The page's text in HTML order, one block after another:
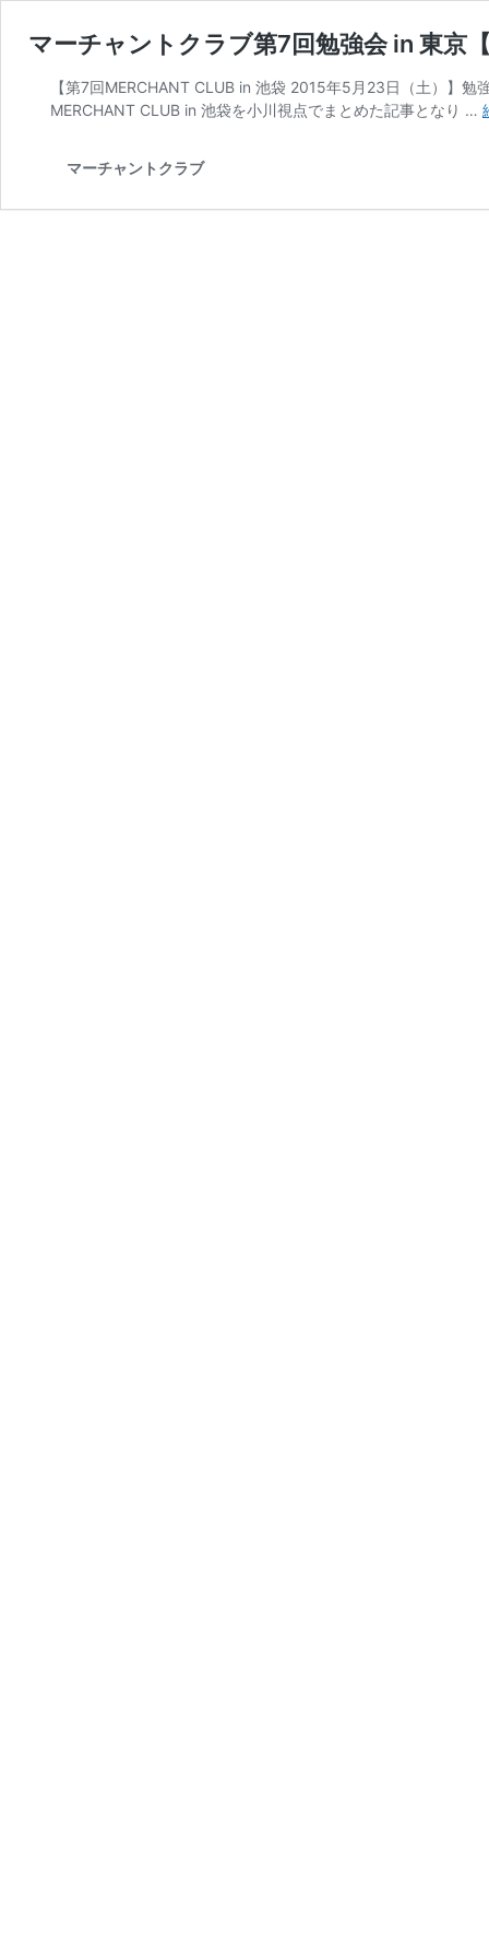
マーチャントクラブ第7回勉強会 in 東京
【第7回MERCHANT CLUB in 池袋 2015年5月23日（土）】
MERCHANT CLUB in 池袋を小川視点でまとめた記事となり …
マーチャントクラブ